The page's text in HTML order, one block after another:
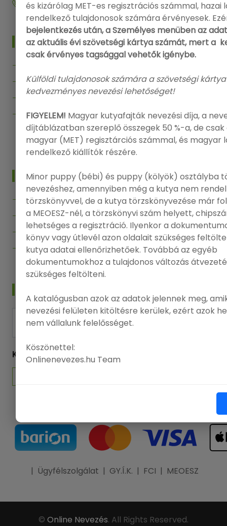
+36 20 573 5726
MENÜ
Kiállítások
Kapcsolat
Vissza az Onlinenevezes.hu-ra
INFO
Bejelentkezés
Regisztráció
Adatvédelmi politika
Felhasználási feltételek
KÖVESSEN MINKET
| Ügyfélszolgálat | GY.Í.K. | FCI | MEOESZ
© Online Nevezés. All Rights Reserved.
és kizárólag MET-es regisztrációs számmal, hazai
rendelkező tulajdonosok számára érvényesek.
bejelentkezés után, a Személyes menüben az
az aktuális évi szövetségi kártya számát, mert a
csak érvényes tagsággal vehetők igénybe.
Külföldi tulajdonosok számára a szövetségi
kedvezményes nevezési lehetőséget!
FIGYELEM! Magyar kutyafajták nevezési díja, a
díjtáblázatban szereplő összegek 50 %-a, de csak
magyar (MET) regisztárciós számmal, és magyar
rendelkező kiállítók részére.
Minor puppy (bébi) és puppy (kölyök) osztályba
nevezéshez, amennyiben még a kutya nem
törzskönyvvel, de a kutya törzskönyvezése már
a MEOESZ-nél, a törzskönyvi szám helyett,
lehetséges a regisztráció. Ilyenkor a
könyv vagy útlevél azon oldalait szükséges
kutya adatai ellenőrizhetőek. Továbbá az egyéb
dokumentumokhoz a tulajdonos változás
szükséges feltölteni.
A katalógusban azok az adatok jelennek meg,
nevezési felületen kitöltésre kerülek, ezért azok
nem vállalunk felelősséget.
Köszönettel:
Onlinenevezes.hu Team